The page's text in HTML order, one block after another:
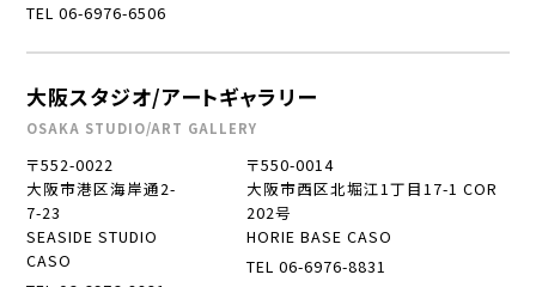
TEL 06-6976-6506
大阪スタジオ/アートギャラリー
OSAKA STUDIO/ART GALLERY
〒552-0022
大阪市港区海岸通2-
7-23
SEASIDE STUDIO
CASO
〒550-0014
大阪市西区北堀江1丁目17-1 COR
202号
HORIE BASE CASO
TEL 06-6976-8831